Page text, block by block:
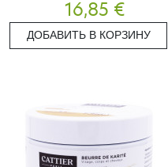
16,85 €
ДОБАВИТЬ В КОРЗИНУ